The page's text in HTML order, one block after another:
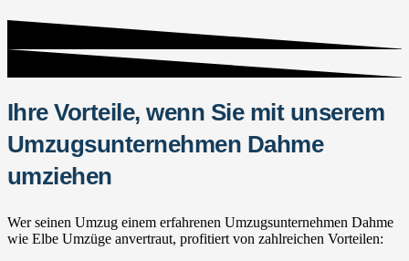
Ihre Vorteile, wenn Sie mit unserem
Umzugsunternehmen Dahme
umziehen
Wer seinen Umzug einem erfahrenen Umzugsunternehmen Dahme
wie Elbe Umzüge anvertraut, profitiert von zahlreichen Vorteilen: